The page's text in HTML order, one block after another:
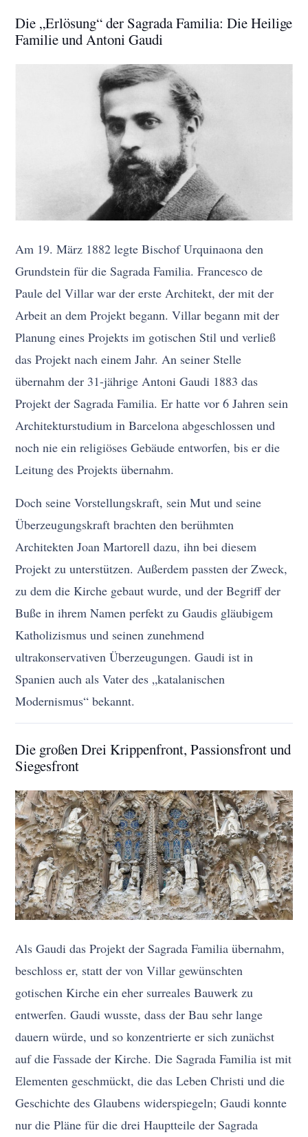
Die „Erlösung“ der Sagrada Familia: Die Heilige
Familie und Antoni Gaudi
Am 19. März 1882 legte Bischof Urquinaona den
Grundstein für die Sagrada Familia. Francesco de
Paule del Villar war der erste Architekt, der mit der
Arbeit an dem Projekt begann. Villar begann mit der
Planung eines Projekts im gotischen Stil und verließ
das Projekt nach einem Jahr. An seiner Stelle
übernahm der 31-jährige Antoni Gaudi 1883 das
Projekt der Sagrada Familia. Er hatte vor 6 Jahren sein
Architekturstudium in Barcelona abgeschlossen und
noch nie ein religiöses Gebäude entworfen, bis er die
Leitung des Projekts übernahm.
Doch seine Vorstellungskraft, sein Mut und seine
Überzeugungskraft brachten den berühmten
Architekten Joan Martorell dazu, ihn bei diesem
Projekt zu unterstützen. Außerdem passten der Zweck,
zu dem die Kirche gebaut wurde, und der Begriff der
Buße in ihrem Namen perfekt zu Gaudis gläubigem
Katholizismus und seinen zunehmend
ultrakonservativen Überzeugungen. Gaudi ist in
Spanien auch als Vater des „katalanischen
Modernismus“ bekannt.
Die großen Drei Krippenfront, Passionsfront und
Siegesfront
Als Gaudi das Projekt der Sagrada Familia übernahm,
beschloss er, statt der von Villar gewünschten
gotischen Kirche ein eher surreales Bauwerk zu
entwerfen. Gaudi wusste, dass der Bau sehr lange
dauern würde, und so konzentrierte er sich zunächst
auf die Fassade der Kirche. Die Sagrada Familia ist mit
Elementen geschmückt, die das Leben Christi und die
Geschichte des Glaubens widerspiegeln; Gaudi konnte
nur die Pläne für die drei Hauptteile der Sagrada